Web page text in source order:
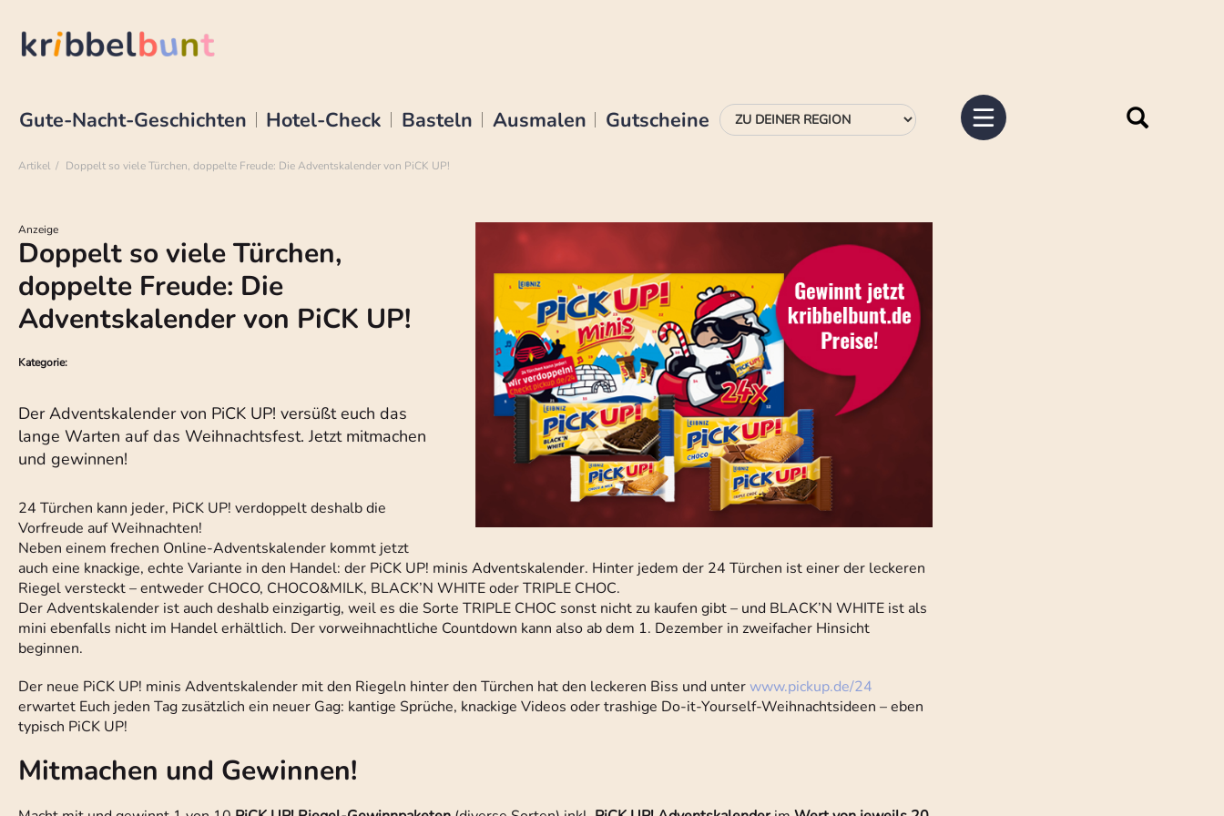
Gute-Nacht-Geschichten Hotel-Check Basteln Ausmalen Gutscheine
Artikel Doppelt so viele Türchen, doppelte Freude: Die Adventskalender von PiCK UP!
Anzeige
Doppelt so viele Türchen,
doppelte Freude: Die
Adventskalender von PiCK UP!
Kategorie:
Der Adventskalender von PiCK UP! versüßt euch das
lange Warten auf das Weihnachtsfest. Jetzt mitmachen
und gewinnen!
24 Türchen kann jeder, PiCK UP! verdoppelt deshalb die
Vorfreude auf Weihnachten!
Neben einem frechen Online-Adventskalender kommt jetzt
auch eine knackige, echte Variante in den Handel: der PiCK UP! minis Adventskalender. Hinter jedem der 24 Türchen ist einer der leckeren
Riegel versteckt – entweder CHOCO, CHOCO&MILK, BLACK’N WHITE oder TRIPLE CHOC.
Der Adventskalender ist auch deshalb einzigartig, weil es die Sorte TRIPLE CHOC sonst nicht zu kaufen gibt – und BLACK’N WHITE ist als
mini ebenfalls nicht im Handel erhältlich. Der vorweihnachtliche Countdown kann also ab dem 1. Dezember in zweifacher Hinsicht
beginnen.
Der neue PiCK UP! minis Adventskalender mit den Riegeln hinter den Türchen hat den leckeren Biss und unterwww.pickup.de/24
erwartet Euch jeden Tag zusätzlich ein neuer Gag: kantige Sprüche, knackige Videos oder trashige Do-it-Yourself-Weihnachtsideen – eben
typisch PiCK UP!
Mitmachen und Gewinnen!